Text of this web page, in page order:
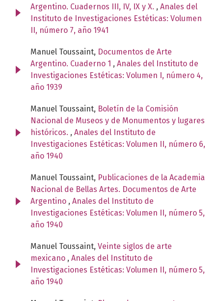
Argentino. Cuadernos III, IV, IX y X. , Anales del
Instituto de Investigaciones Estéticas: Volumen
II, número 7, año 1941
Manuel Toussaint, Documentos de Arte
Argentino. Cuaderno 1 , Anales del Instituto de
Investigaciones Estéticas: Volumen I, número 4,
año 1939
Manuel Toussaint, Boletín de la Comisión
Nacional de Museos y de Monumentos y lugares
históricos. , Anales del Instituto de
Investigaciones Estéticas: Volumen II, número 6,
año 1940
Manuel Toussaint, Publicaciones de la Academia
Nacional de Bellas Artes. Documentos de Arte
Argentino , Anales del Instituto de
Investigaciones Estéticas: Volumen II, número 5,
año 1940
Manuel Toussaint, Veinte siglos de arte
mexicano , Anales del Instituto de
Investigaciones Estéticas: Volumen II, número 5,
año 1940